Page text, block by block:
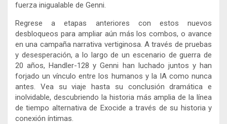
fuerza inigualable de Genni.
Regrese a etapas anteriores con estos nuevos
desbloqueos para ampliar aún más los combos, o avance
en una campaña narrativa vertiginosa. A través de pruebas
y desesperación, a lo largo de un escenario de guerra de
20 años, Handler-128 y Genni han luchado juntos y han
forjado un vínculo entre los humanos y la IA como nunca
antes. Vea su viaje hasta su conclusión dramática e
inolvidable, descubriendo la historia más amplia de la línea
de tiempo alternativa de Exocide a través de su historia y
conexión íntimas.